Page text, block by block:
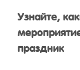
Узнайте,
праздник